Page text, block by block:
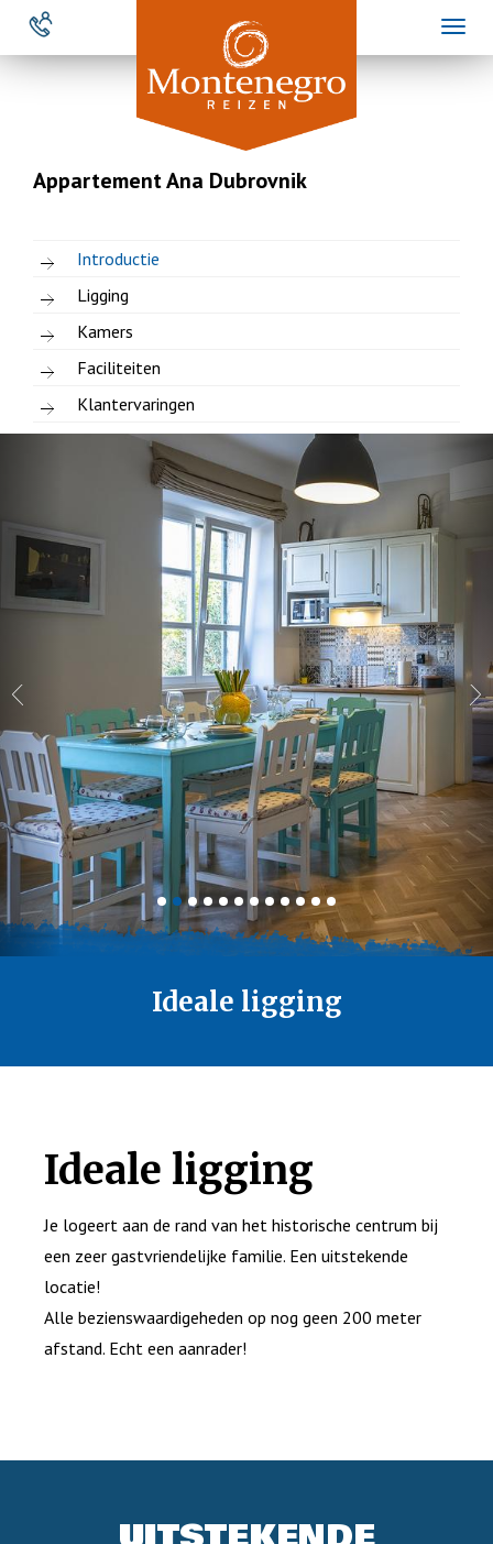
Overslaan
naar
Appartement Ana Dubrovnik
Introductie
Ligging
Kamers
Faciliteiten
Klantervaringen
Ideale ligging
Ideale ligging
Je logeert aan de rand van het historische centrum bij
een zeer gastvriendelijke familie. Een uitstekende
locatie!
Alle bezienswaardigeheden op nog geen 200 meter
afstand. Echt een aanrader!